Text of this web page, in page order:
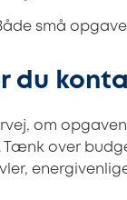
små
du
om
Tænk over